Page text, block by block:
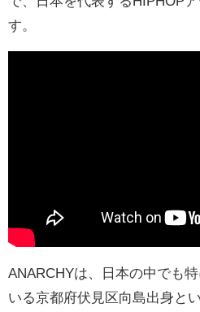
す。
ANARCHYは、日本の中でも
いる京都府伏見区向島出身と